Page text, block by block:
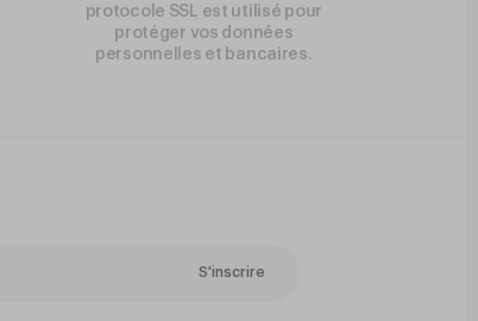
protocole SSL est utilisé pour
protéger vos données
personnelles et bancaires.
S'inscrire